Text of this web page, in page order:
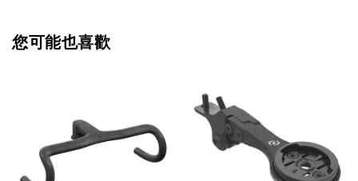
您可能也喜歡